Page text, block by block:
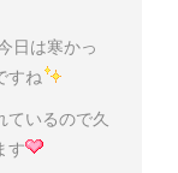
日は寒かっ
すね
いるので久
す